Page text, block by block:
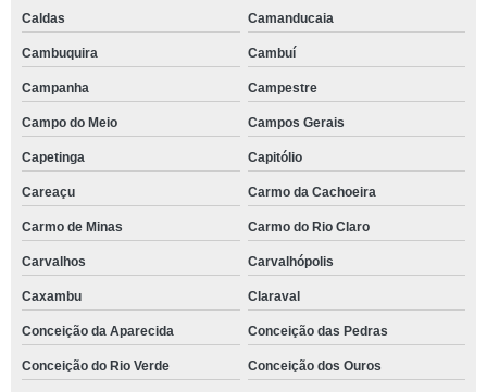
Caldas Camanducaia
Cambuquira Cambuí
Campanha Campestre
Campo do Meio Campos Gerais
Capetinga Capitólio
Careaçu Carmo da Cachoeira
Carmo de Minas Carmo do Rio Claro
Carvalhos Carvalhópolis
Caxambu Claraval
Conceição da Aparecida Conceição das Pedras
Conceição do Rio Verde Conceição dos Ouros